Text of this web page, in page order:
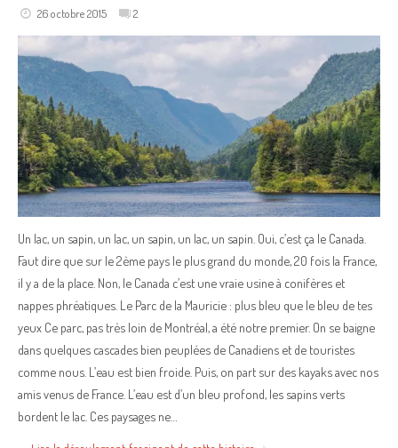
26 octobre 2015 2
Un lac, un sapin, un lac, un sapin, un lac, un sapin. Oui, c’est ça le Canada.
Faut dire que sur le 2ème pays le plus grand du monde, 20 fois la France,
il y a de la place. Non, le Canada c’est une vraie usine à conifères et
nappes phréatiques. Le Parc de la Mauricie : plus bleu que le bleu de tes
yeux Ce parc, pas très loin de Montréal, a été notre premier. On se baigne
dans quelques cascades bien peuplées de Canadiens et de touristes
comme nous. L’eau est bien froide. Puis, on part sur des kayaks avec nos
amis venus de France. L’eau est d’un bleu profond, les sapins verts
bordent le lac. Ces paysages ne…